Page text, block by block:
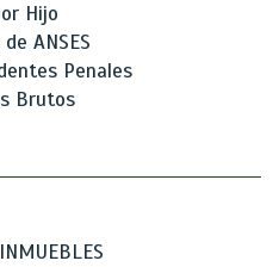
Hijo
ANSES
Penales
Brutos